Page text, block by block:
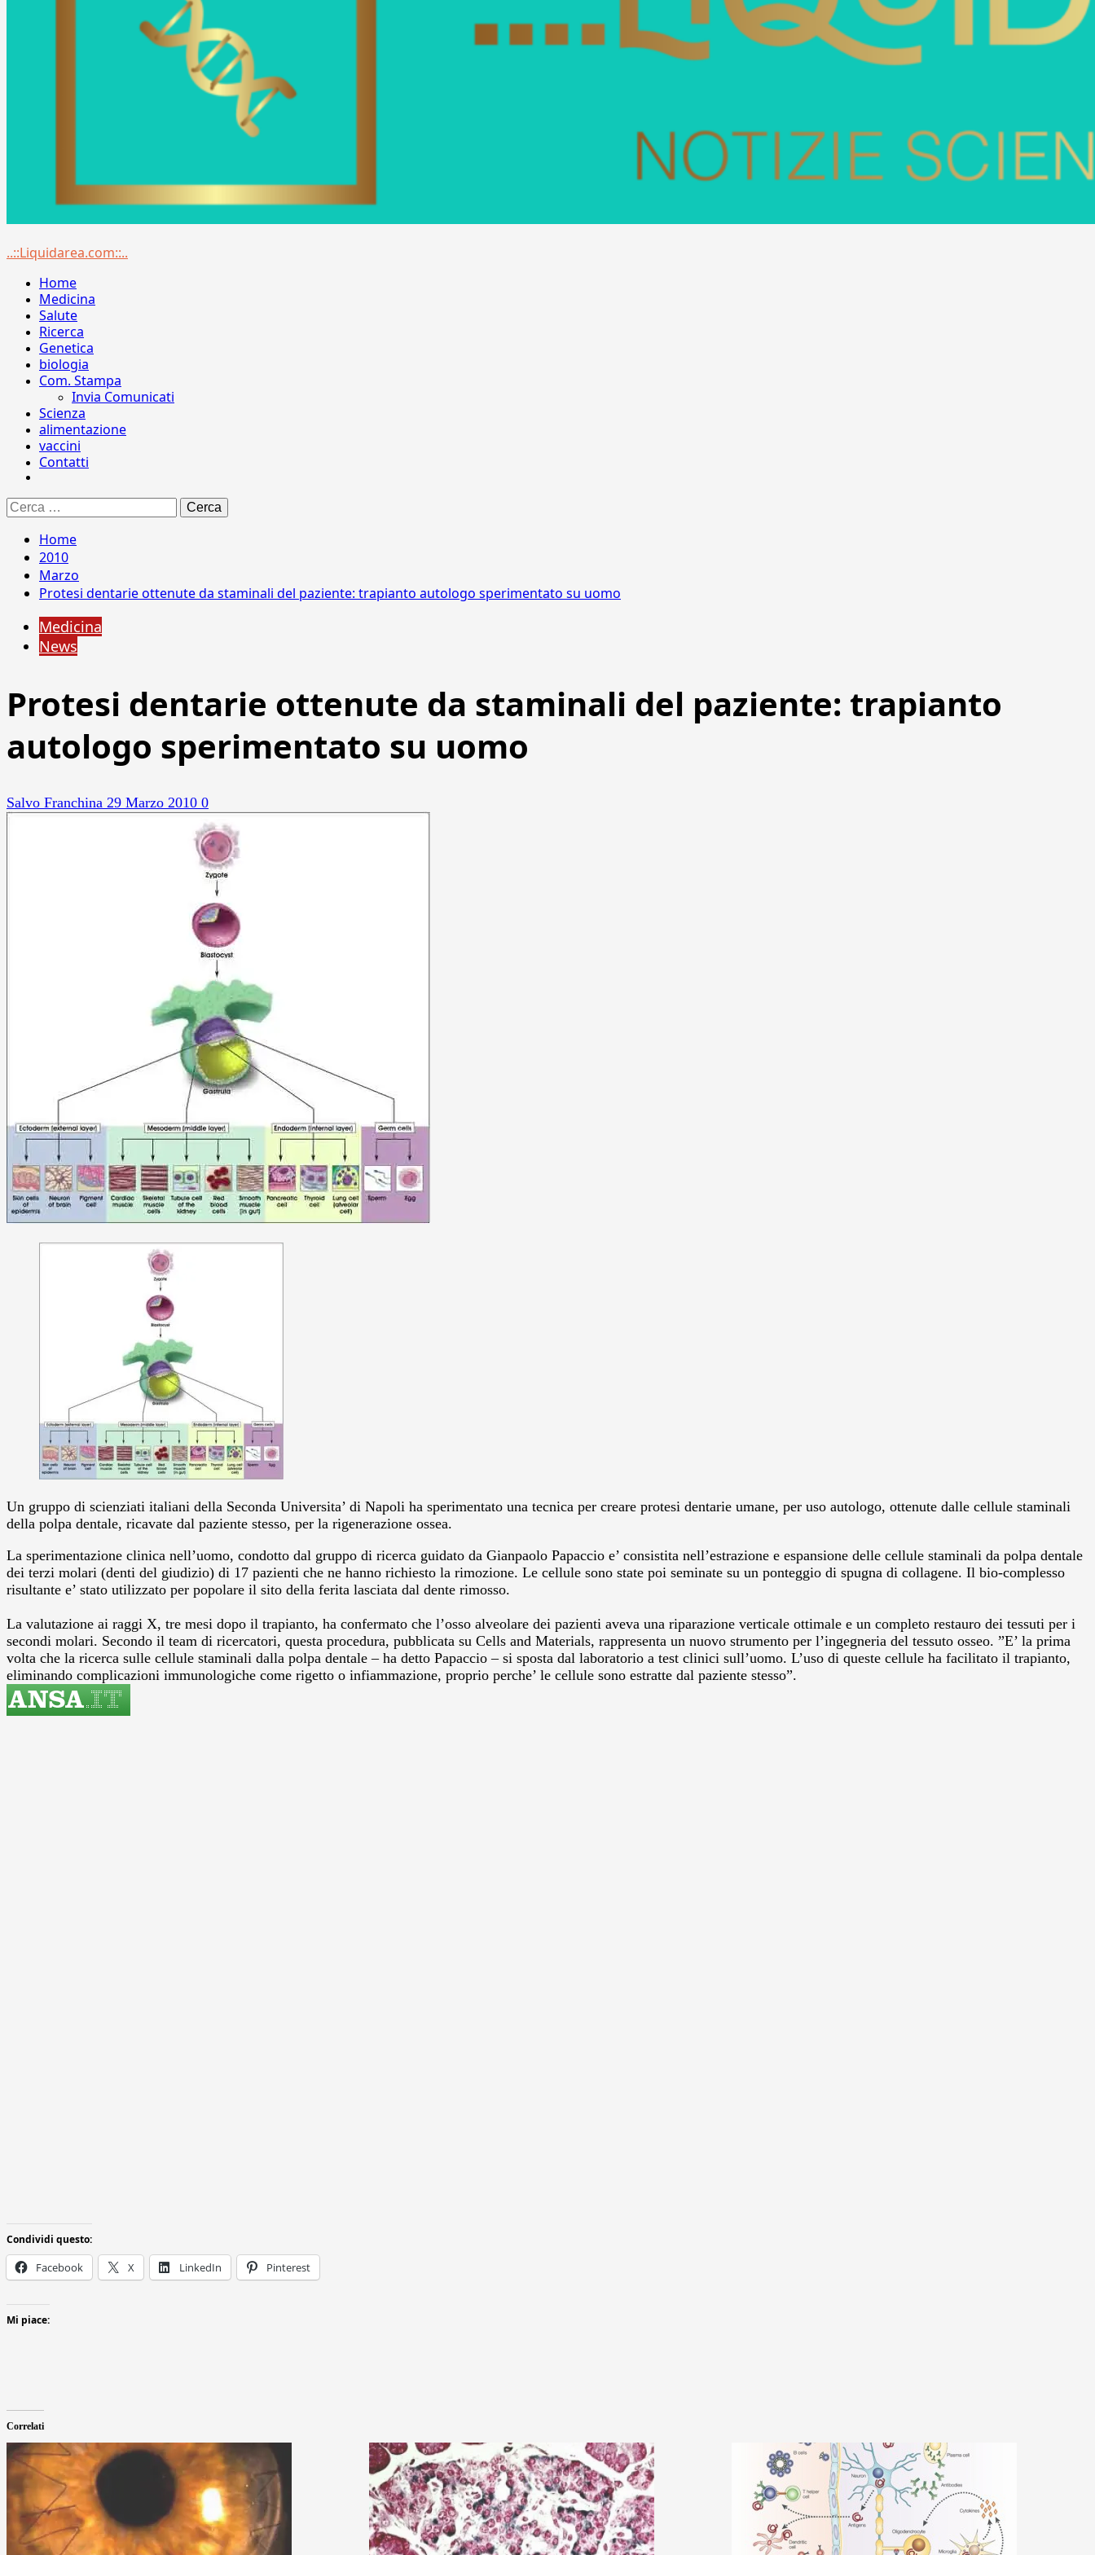
Menu
..::Liquidarea.com::..
Home
Medicina
Salute
Ricerca
Genetica
biologia
Com. Stampa
Invia Comunicati
Scienza
alimentazione
vaccini
Contatti
Ricerca
per:
Home
2010
Marzo
Protesi dentarie ottenute da staminali del paziente: trapianto autologo sperimentato su uomo
Medicina
News
Protesi dentarie ottenute da staminali del paziente: trapianto
autologo sperimentato su uomo
Salvo Franchina 29 Marzo 2010 0
Un gruppo di scienziati italiani della Seconda Universita’ di Napoli ha sperimentato una tecnica per creare protesi dentarie umane, per uso autologo, ottenute dalle cellule staminali
della polpa dentale, ricavate dal paziente stesso, per la rigenerazione ossea.
La sperimentazione clinica nell’uomo, condotto dal gruppo di ricerca guidato da Gianpaolo Papaccio e’ consistita nell’estrazione e espansione delle cellule staminali da polpa dentale
dei terzi molari (denti del giudizio) di 17 pazienti che ne hanno richiesto la rimozione. Le cellule sono state poi seminate su un ponteggio di spugna di collagene. Il bio-complesso
risultante e’ stato utilizzato per popolare il sito della ferita lasciata dal dente rimosso.
La valutazione ai raggi X, tre mesi dopo il trapianto, ha confermato che l’osso alveolare dei pazienti aveva una riparazione verticale ottimale e un completo restauro dei tessuti per i
secondi molari. Secondo il team di ricercatori, questa procedura, pubblicata su Cells and Materials, rappresenta un nuovo strumento per l’ingegneria del tessuto osseo. ”E’ la prima
volta che la ricerca sulle cellule staminali dalla polpa dentale – ha detto Papaccio – si sposta dal laboratorio a test clinici sull’uomo. L’uso di queste cellule ha facilitato il trapianto,
eliminando complicazioni immunologiche come rigetto o infiammazione, proprio perche’ le cellule sono estratte dal paziente stesso”.
Condividi questo:
Facebook X LinkedIn Pinterest
Mi piace:
Correlati